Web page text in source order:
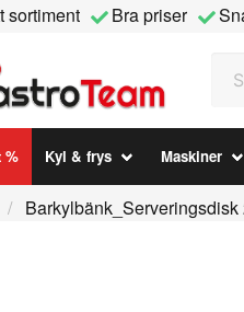
sortiment Bra priser
% Kyl & frys Maskiner
Barkylbänk_Serveringsdisk